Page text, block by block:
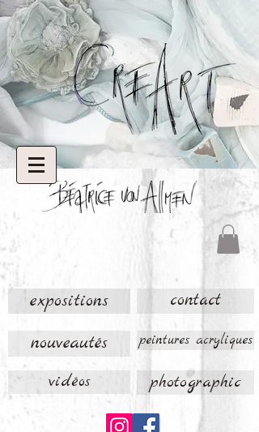
expositions contact
nouveautés peintures acryliques
vidéos photographic